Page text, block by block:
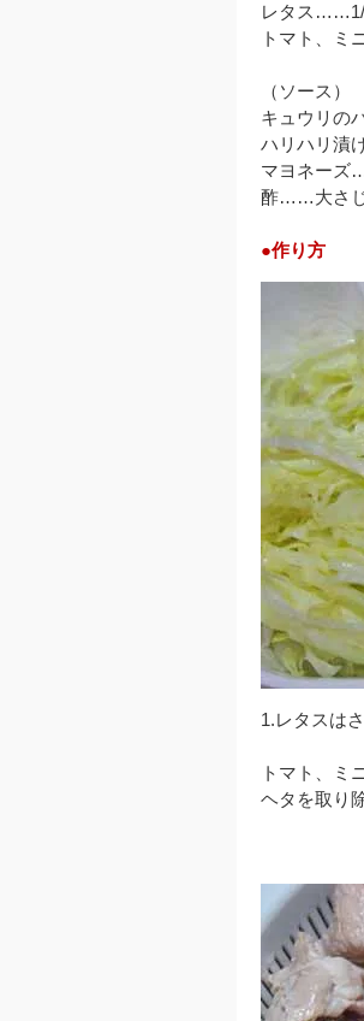
レタス……1/
トマト、
（ソース）
キュウリの
ハリハリ漬
マヨネーズ
酢……大さ
●作り方
1.レタスは
トマト、ミ
ヘタを取り